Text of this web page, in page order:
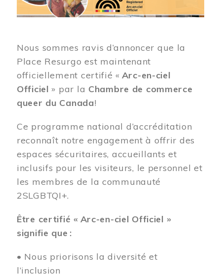
Nous sommes ravis d’annoncer que la
Place Resurgo est maintenant
officiellement certifié « Arc-en-ciel
Officiel » par la Chambre de commerce
queer du Canada!
Ce programme national d’accréditation
reconnaît notre engagement à offrir des
espaces sécuritaires, accueillants et
inclusifs pour les visiteurs, le personnel et
les membres de la communauté
2SLGBTQI+.
Être certifié « Arc-en-ciel Officiel »
signifie que :
• Nous priorisons la diversité et
l’inclusion